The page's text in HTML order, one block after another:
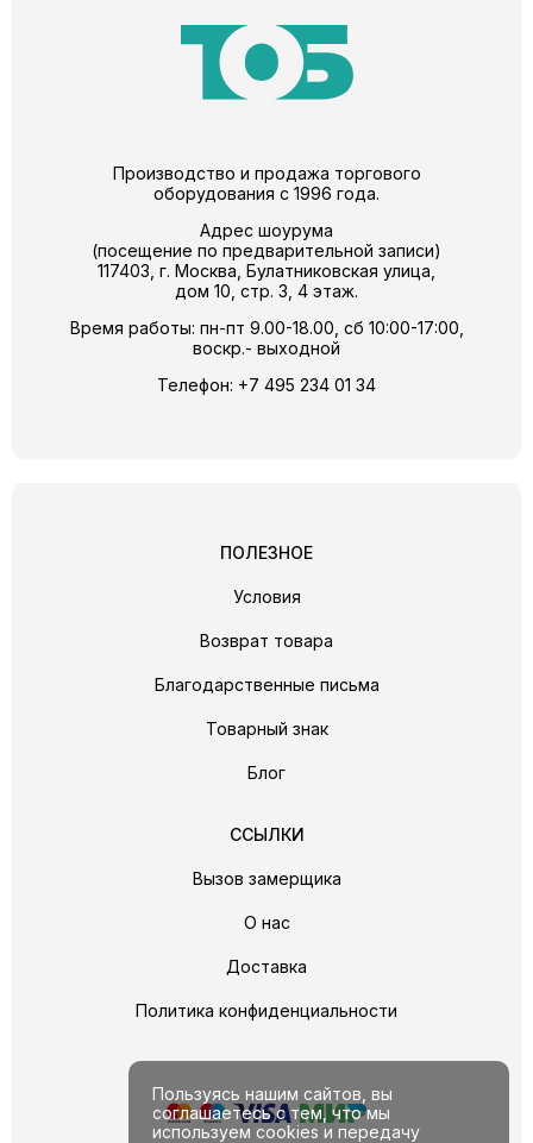
Производство и продажа торгового
оборудования с 1996 года.
Адрес шоурума
(посещение по предварительной записи)
117403, г. Москва, Булатниковская улица,
дом 10, стр. 3, 4 этаж.
Время работы: пн-пт 9.00-18.00, сб 10:00-17:00,
воскр.- выходной
Телефон: +7 495 234 01 34
ПОЛЕЗНОЕ
Условия
Возврат товара
Благодарственные письма
Товарный знак
Блог
ССЫЛКИ
Вызов замерщика
О нас
Доставка
Политика конфиденциальности
Пользуясь нашим сайтов, вы
соглашаетесь с тем, что мы
используем cookies и передачу